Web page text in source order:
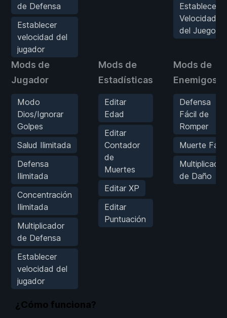
de Defensa
Establecer
velocidad del
jugador
Establecer
Velocidad
del Juego
Mods de
Jugador
Modo
Dios/Ignorar
Golpes
Salud Ilimitada
Defensa
Ilimitada
Concentración
Ilimitada
Multiplicador
de Defensa
Establecer
velocidad del
jugador
Mods de
Estadísticas
Editar
Edad
Editar
Contador
de
Muertes
Editar XP
Editar
Puntuación
Mods de
Enemigos
Defensa
Fácil de
Romper
Muerte Fácil
Multiplicador
de Daño
¿Cómo funciona?